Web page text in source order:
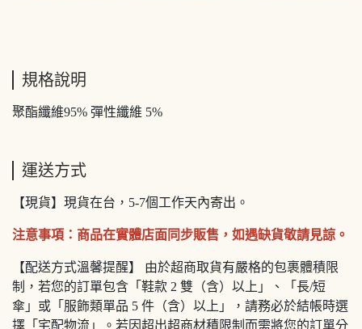
規格說明
聚酯纖維95% 彈性纖維 5%
運送方式
【現貨】現貨在台，5-7個工作天內寄出。
注意事項：商品在實體店面同步販售，如遇缺貨敬請見諒。
【配送方式溫馨提醒】 由於超商取貨有嚴格的包裹體積限
制，若您的訂單包含「鞋款 2 雙（含）以上」、「長/短
傘」或「服飾類單品 5 件（含）以上」，請務必於結帳時選
擇「宅配物流」。若因超出超商材積限制而需將您的訂單分